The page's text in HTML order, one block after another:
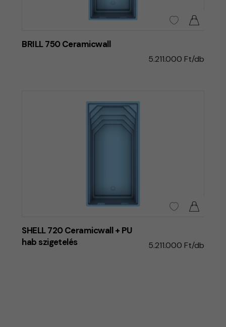
BRILL 750 Ceramicwall
5.211.000 Ft/db
SHELL 720 Ceramicwall + PU
hab szigetelés
5.211.000 Ft/db